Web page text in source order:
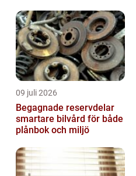
09 juli 2026
Begagnade reservdelar
smartare bilvård för både
plånbok och miljö